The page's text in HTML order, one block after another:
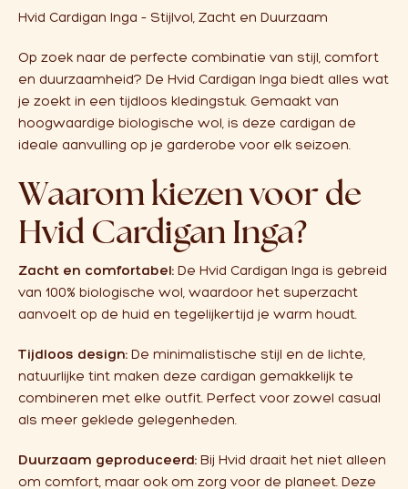
Hvid Cardigan Inga – Stijlvol, Zacht en Duurzaam
Op zoek naar de perfecte combinatie van stijl, comfort
en duurzaamheid? De Hvid Cardigan Inga biedt alles wat
je zoekt in een tijdloos kledingstuk. Gemaakt van
hoogwaardige biologische wol, is deze cardigan de
ideale aanvulling op je garderobe voor elk seizoen.
Waarom kiezen voor de
Hvid Cardigan Inga?
Zacht en comfortabel: De Hvid Cardigan Inga is gebreid
van 100% biologische wol, waardoor het superzacht
aanvoelt op de huid en tegelijkertijd je warm houdt.
Tijdloos design: De minimalistische stijl en de lichte,
natuurlijke tint maken deze cardigan gemakkelijk te
combineren met elke outfit. Perfect voor zowel casual
als meer geklede gelegenheden.
Duurzaam geproduceerd: Bij Hvid draait het niet alleen
om comfort, maar ook om zorg voor de planeet. Deze